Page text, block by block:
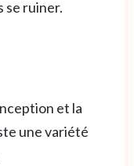
se ruiner.
et la
une variété